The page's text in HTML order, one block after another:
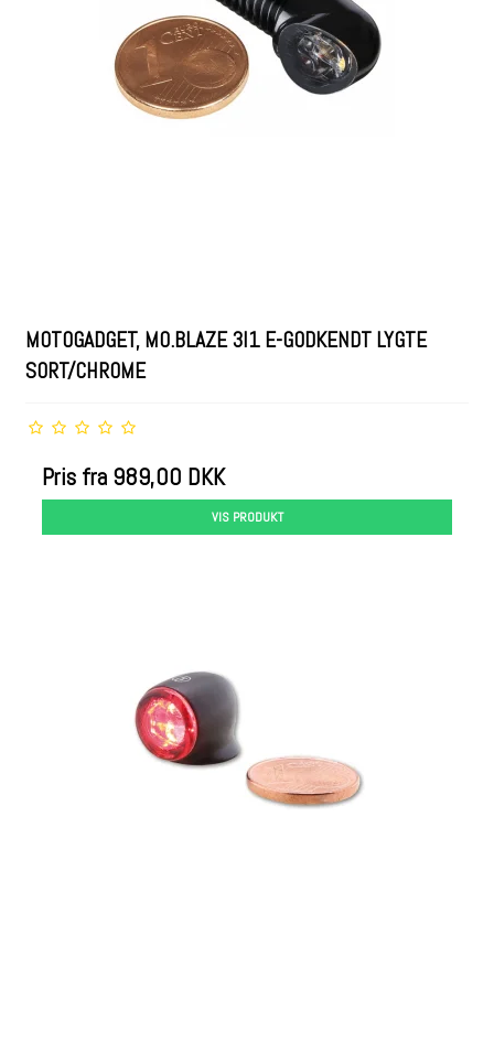
MOTOGADGET, MO.BLAZE 3I1 E-GODKENDT LYGTE
SORT/CHROME
Pris fra 989,00 DKK
VIS PRODUKT